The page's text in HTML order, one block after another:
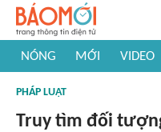
NÓNG MỚI VIDEO
#Khám phá thế giới
PHÁP LUẬT
Truy tìm đối